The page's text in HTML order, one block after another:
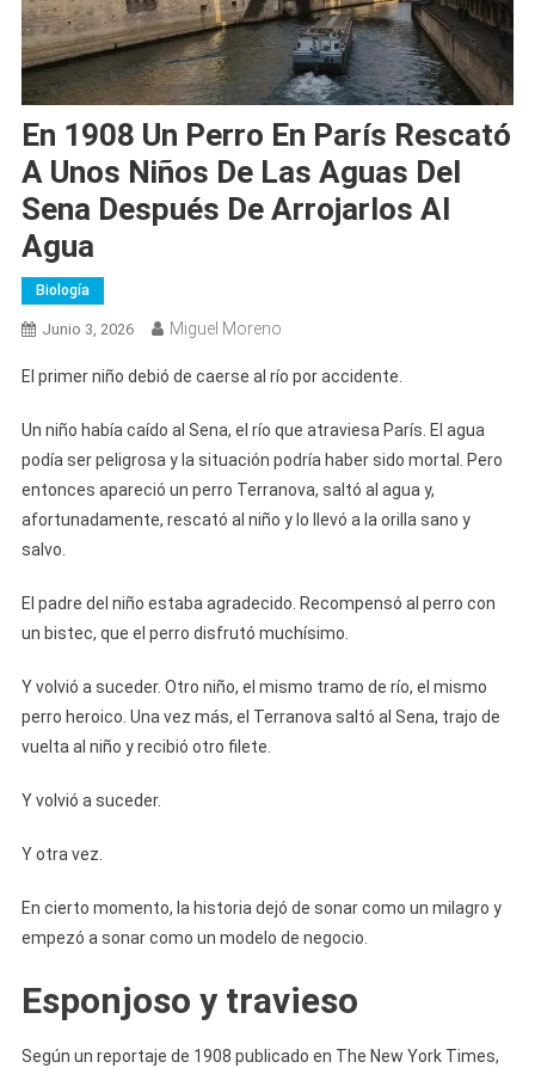
En 1908 Un Perro En París Rescató
A Unos Niños De Las Aguas Del
Sena Después De Arrojarlos Al
Agua
Biología
Junio 3, 2026 Miguel Moreno
El primer niño debió de caerse al río por accidente.
Un niño había caído al Sena, el río que atraviesa París. El agua
podía ser peligrosa y la situación podría haber sido mortal. Pero
entonces apareció un perro Terranova, saltó al agua y,
afortunadamente, rescató al niño y lo llevó a la orilla sano y
salvo.
El padre del niño estaba agradecido. Recompensó al perro con
un bistec, que el perro disfrutó muchísimo.
Y volvió a suceder. Otro niño, el mismo tramo de río, el mismo
perro heroico. Una vez más, el Terranova saltó al Sena, trajo de
vuelta al niño y recibió otro filete.
Y volvió a suceder.
Y otra vez.
En cierto momento, la historia dejó de sonar como un milagro y
empezó a sonar como un modelo de negocio.
Esponjoso y travieso
Según un reportaje de 1908 publicado en The New York Times,